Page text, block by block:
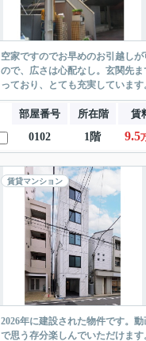
空家ですのでお早めのお引越し
ので、広さは心配なし。玄関先
っており、とても充実していま
部屋番号 所在階 賃
0102
1階 9.5
賃貸マンション
2026年に建設された物件です。
で思う存分楽しんでいただけま